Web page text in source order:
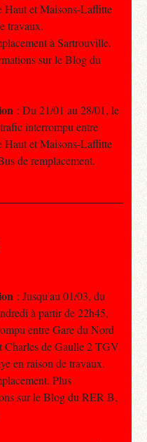
Haut et Maisons-Laffitte
travaux.
à Sartrouville.
sur le Blog du
: Du 21/01 au 28/01, le
interrompu entre
Haut et Maisons-Laffitte
de remplacement.
: Jusqu'au 01/03, du
à partir de 22h45,
entre Gare du Nord
Charles de Gaulle 2 TGV
en raison de travaux.
Plus
sur le Blog du RER B,